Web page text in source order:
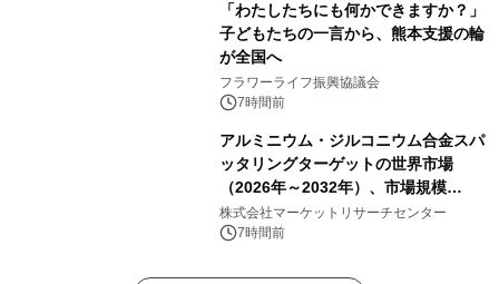
「わたしたちにも何かできますか？」
子どもたちの一言から、熊本支援の輪
が全国へ
フラワーライフ振興協議会
7時間前
アルミニウム・ジルコニウム合金スパ
ッタリングターゲットの世界市場
（2026年～2032年）、市場規模
（0.995、0.999、その他）・分析レポ
ートを発表
株式会社マーケットリサーチセンター
7時間前